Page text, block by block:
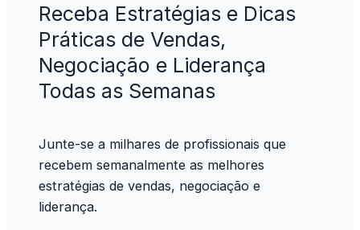
Receba Estratégias e Dicas
Práticas de Vendas,
Negociação e Liderança
Todas as Semanas
Junte-se a milhares de profissionais que
recebem semanalmente as melhores
estratégias de vendas, negociação e
liderança.